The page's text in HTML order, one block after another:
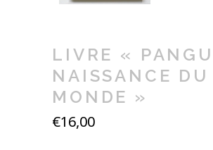
LIVRE «
NAISSANCE DU
MONDE »
€16,00